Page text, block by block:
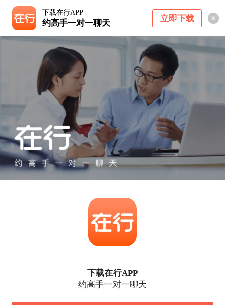
下载在行APP
约高手一对一聊天 立即下载
下载在行APP
约高手一对一聊天